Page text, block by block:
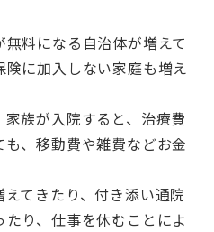
料になる自治体が増えて
に加入しない家庭も増え
族が入院すると、治療費
、移動費や雑費などお金
てきたり、付き添い通院
り、仕事を休むことによ